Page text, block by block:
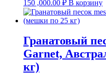
150 ,000.00 ₽ В корзину
Гранатовый
Garnet,
кг)